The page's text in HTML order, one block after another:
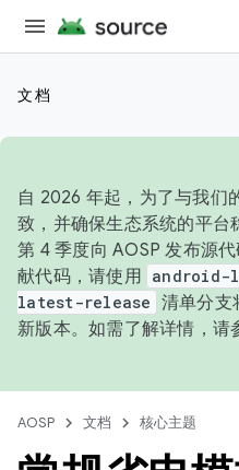
文档
自 2026 年起，为了与我们
致，并确保生态系统的平台
第 4 季度向 AOSP 发布源
献代码，请使用 android-
latest-release 清单分支
新版本。如需了解详情，请
AOSP 文档 核心主题